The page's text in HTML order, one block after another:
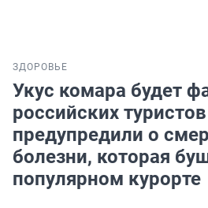
ЗДОРОВЬЕ
Укус комара будет
российских туристов
предупредили о
болезни, которая
популярном курорте